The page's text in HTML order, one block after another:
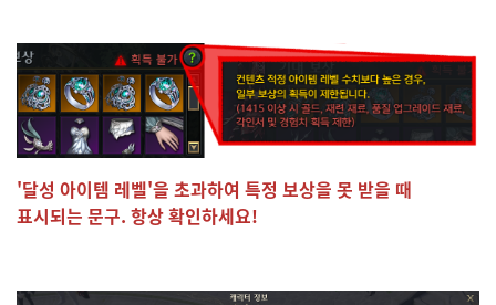
'달성 아이템 레벨'을 초과하여 특정 보상을 못 받을 때
표시되는 문구. 항상 확인하세요!